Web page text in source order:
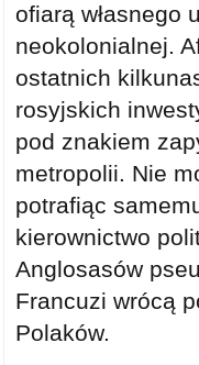
ofiarą własnego
neokolonialnej.
ostatnich
rosyjskich
pod znakiem
metropolii. Nie
potrafiąc
kierownictwo
Anglosasów
Francuzi wrócą
Polaków.